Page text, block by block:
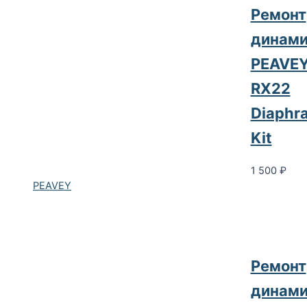
PEAVEY
Ремонт
RX22
Kit
1 500 ₽
Ремонт